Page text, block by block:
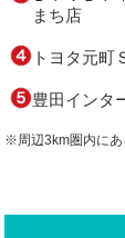
まち店
トヨタ元町
豊田インタ
※周辺3km圏内にあ